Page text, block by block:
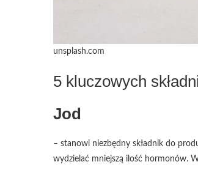
unsplash.com
5 kluczowych
Jod
– stanowi niezbędny składnik do
wydzielać mniejszą ilość hormonów.